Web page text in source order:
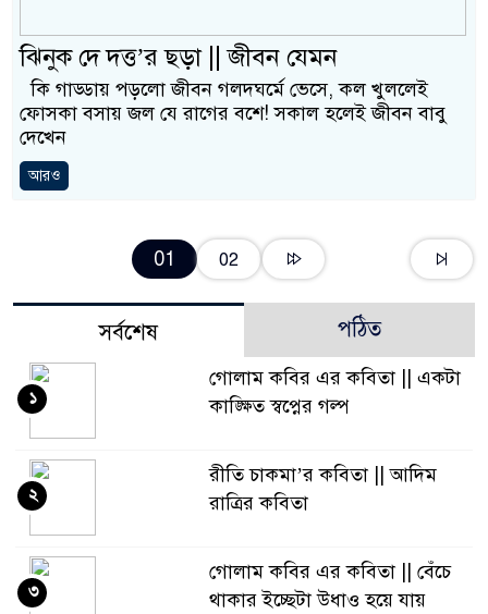
ঝিনুক দে দত্ত’র ছড়া || জীবন যেমন
কি গাড্ডায় পড়লো জীবন গলদঘর্মে ভেসে, কল খুললেই
ফোসকা বসায় জল যে রাগের বশে! সকাল হলেই জীবন বাবু
দেখেন
আরও
01 02
সর্বশেষ পঠিত
গোলাম কবির এর কবিতা || একটা
কাঙ্ক্ষিত স্বপ্নের গল্প
১
রীতি চাকমা’র কবিতা || আদিম
রাত্রির কবিতা
২
গোলাম কবির এর কবিতা || বেঁচে
থাকার ইচ্ছেটা উধাও হয়ে যায়
৩